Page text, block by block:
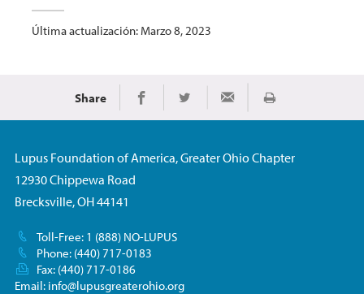
Última actualización: Marzo 8, 2023
Share Share on Facebook
Share on TwitterShare via EmailImprimir
Lupus Foundation of America, Greater Ohio Chapter
12930 Chippewa Road
Brecksville, OH 44141
Toll-Free: 1 (888) NO-LUPUS
Phone: (440) 717-0183
Fax: (440) 717-0186
Email: info@lupusgreaterohio.org